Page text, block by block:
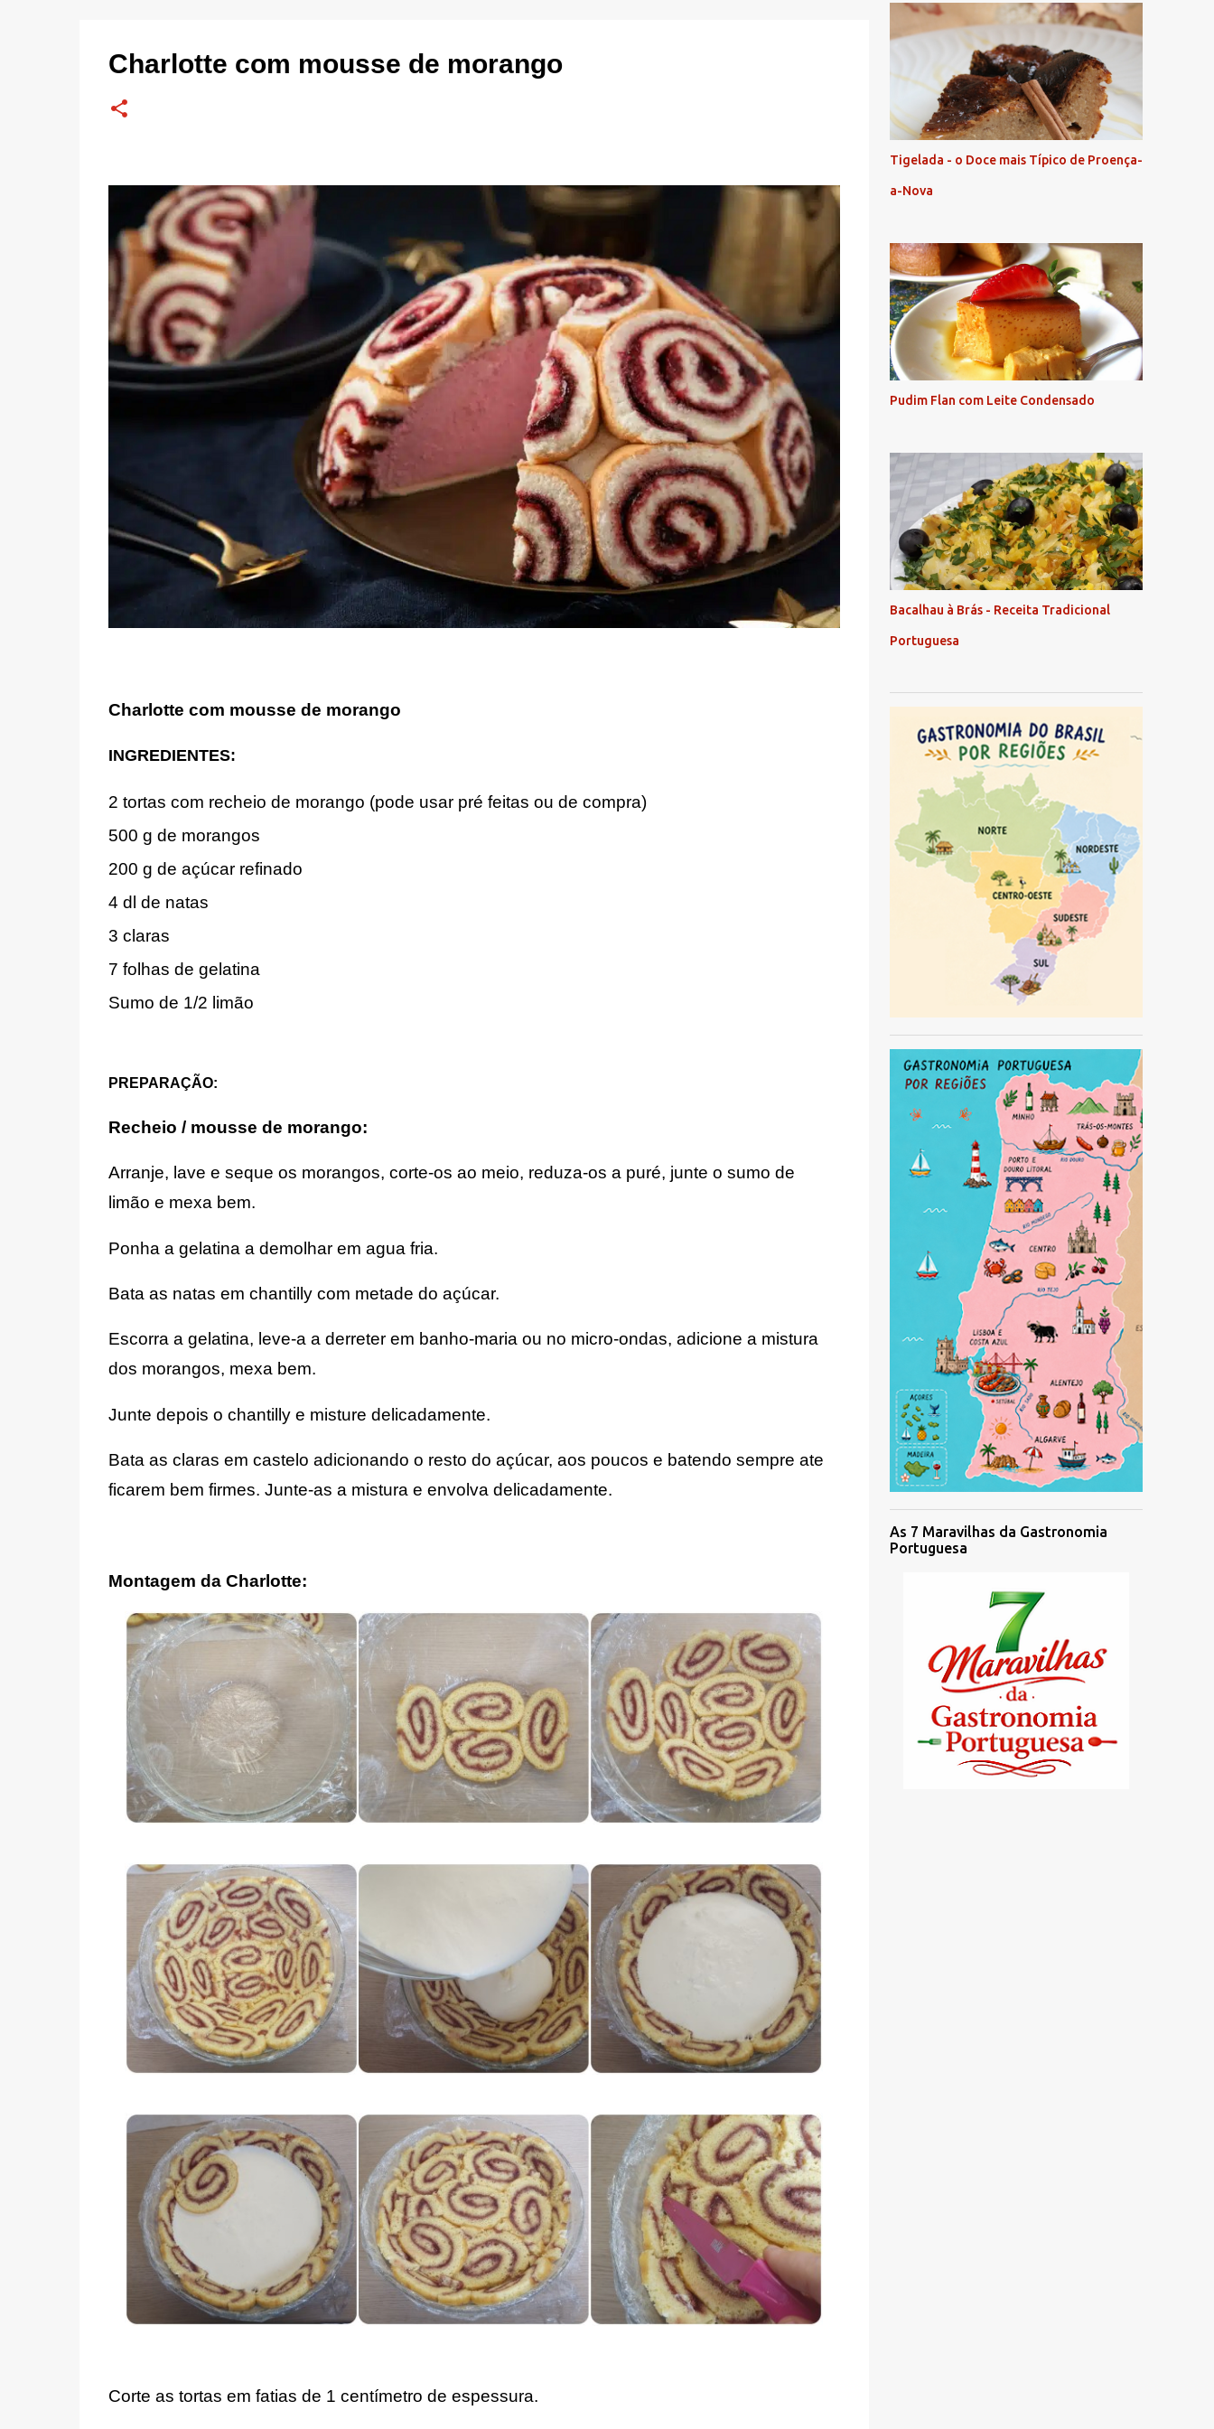
Charlotte com mousse de morango
Charlotte com mousse de morango
INGREDIENTES:
2 tortas com recheio de morango (pode usar pré feitas ou de compra)
500 g de morangos
200 g de açúcar refinado
4 dl de natas
3 claras
7 folhas de gelatina
Sumo de 1/2 limão
PREPARAÇÃO:
Recheio / mousse de morango:
Arranje, lave e seque os morangos, corte-os ao meio, reduza-os a puré, junte o sumo de
limão e mexa bem.
Ponha a gelatina a demolhar em agua fria.
Bata as natas em chantilly com metade do açúcar.
Escorra a gelatina, leve-a a derreter em banho-maria ou no micro-ondas, adicione a mistura
dos morangos, mexa bem.
Junte depois o chantilly e misture delicadamente.
Bata as claras em castelo adicionando o resto do açúcar, aos poucos e batendo sempre ate
ficarem bem firmes. Junte-as a mistura e envolva delicadamente.
Montagem da Charlotte:
Corte as tortas em fatias de 1 centímetro de espessura.
Tigelada - o Doce mais Típico de Proença-
a-Nova
Pudim Flan com Leite Condensado
Bacalhau à Brás - Receita Tradicional
Portuguesa
As 7 Maravilhas da Gastronomia
Portuguesa